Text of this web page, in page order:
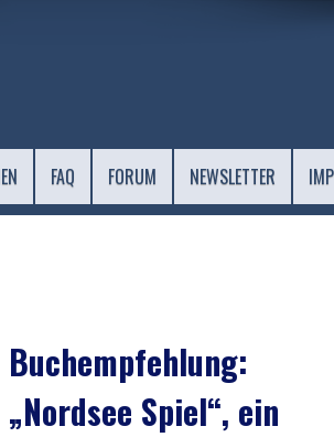
FAQ FORUM NEWSLETTER
Buchempfehlung:
„Nordsee Spiel“, ein